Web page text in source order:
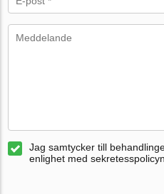
Jag samtycker till
enlighet med